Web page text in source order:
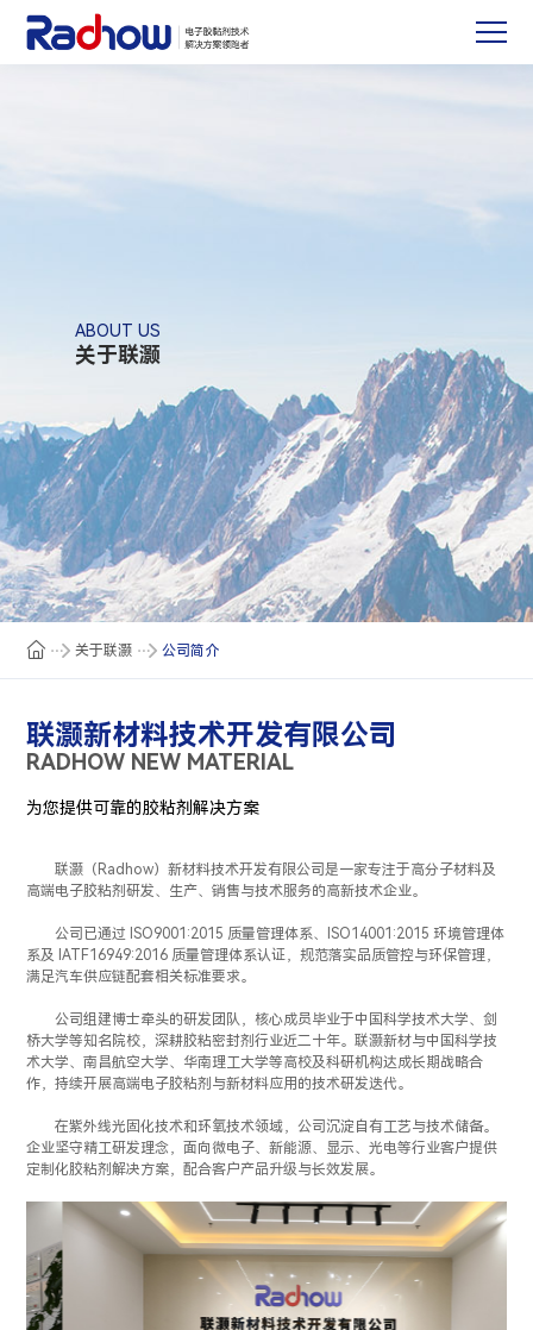
ABOUT US
关于联灏
关于联灏 公司简介
联灏新材料技术开发有限公司
RADHOW NEW MATERIAL
为您提供可靠的胶粘剂解决方案
联灏（Radhow）新材料技术开发有限公司是一家专注于高分子材料及
高端电子胶粘剂研发、生产、销售与技术服务的高新技术企业。
公司已通过 ISO9001:2015 质量管理体系、ISO14001:2015 环境管理体
系及 IATF16949:2016 质量管理体系认证，规范落实品质管控与环保管理，
满足汽车供应链配套相关标准要求。
公司组建博士牵头的研发团队，核心成员毕业于中国科学技术大学、剑
桥大学等知名院校，深耕胶粘密封剂行业近二十年。联灏新材与中国科学技
术大学、南昌航空大学、华南理工大学等高校及科研机构达成长期战略合
作，持续开展高端电子胶粘剂与新材料应用的技术研发迭代。
在紫外线光固化技术和环氧技术领域，公司沉淀自有工艺与技术储备。
企业坚守精工研发理念，面向微电子、新能源、显示、光电等行业客户提供
定制化胶粘剂解决方案，配合客户产品升级与长效发展。